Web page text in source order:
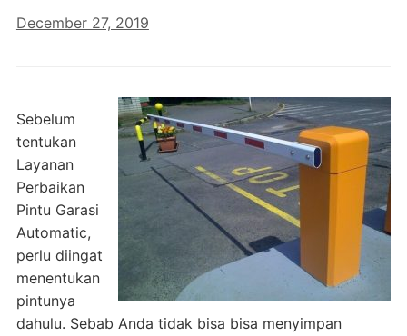
December 27, 2019
Sebelum
tentukan
Layanan
Perbaikan
Pintu Garasi
Automatic,
perlu diingat
menentukan
pintunya
dahulu. Sebab Anda tidak bisa bisa menyimpan